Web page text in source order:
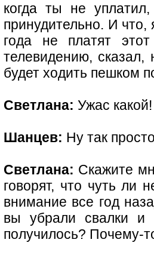
когда ты не
принудительно. И
года не платят
телевидению, сказал,
будет ходить пешком
Светлана: Ужас какой!
Шанцев: Ну так
Светлана: Скажите
говорят, что чуть ли
внимание все год
вы убрали свалки и
получилось? Почему-